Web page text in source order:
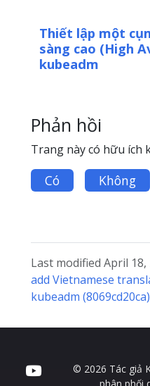
Thiết lập một
sàng cao (High
kubeadm
Phản hồi
Trang này có hữu ích
Có Không
Last modified April 18,
add Vietnamese
kubeadm (8069cd20ca)
© 2026 Tác giả